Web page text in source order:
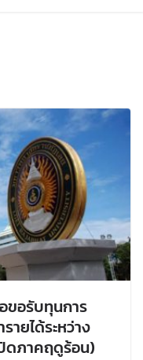
ขอรับทุนการ
ายได้ระหว่าง
ดภาคฤดูร้อน)